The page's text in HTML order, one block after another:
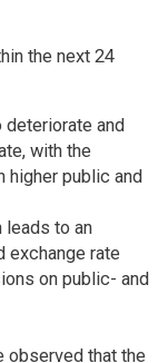
the next 24
and
with the
public and
to an
exchange rate
on public- and
observed that the